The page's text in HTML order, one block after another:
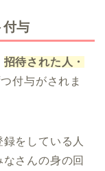
与
招待された人・
付与がされま
をしている人
さんの身の回